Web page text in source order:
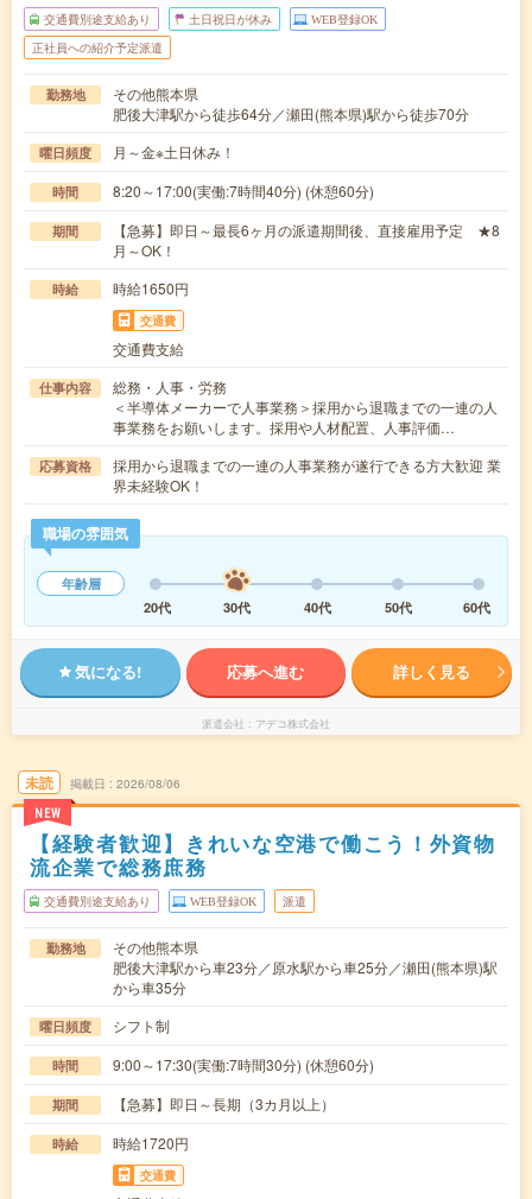
交通費別途支給あり 土日祝日が休み WEB登録OK
正社員への紹介予定派遣
勤務地
その他熊本県
肥後大津駅から徒歩64分／瀬田(熊本県)駅から徒歩70分
曜日頻度 月～金※土日休み！
時間 8:20～17:00(実働:7時間40分) (休憩60分)
期間
【急募】即日～最長6ヶ月の派遣期間後、直接雇用予定 ★8
月～OK！
時給 時給1650円
交通費
交通費支給
仕事内容
総務・人事・労務
＜半導体メーカーで人事業務＞採用から退職までの一連の人
事業務をお願いします。採用や人材配置、人事評価…
応募資格
採用から退職までの一連の人事業務が遂行できる方大歓迎 業
界未経験OK！
職場の雰囲気
年齢層
20代
30代 40代 50代 60代
気になる! 応募へ進む 詳しく見る
派遣会社 アデコ株式会社
未読
NEW
掲載日 2026/08/06
【経験者歓迎】きれいな空港で働こう！外資物
流企業で総務庶務
交通費別途支給あり WEB登録OK 派遣
勤務地
その他熊本県
肥後大津駅から車23分／原水駅から車25分／瀬田(熊本県)駅
から車35分
曜日頻度 シフト制
時間 9:00～17:30(実働:7時間30分) (休憩60分)
期間 【急募】即日～長期（3カ月以上）
時給 時給1720円
交通費